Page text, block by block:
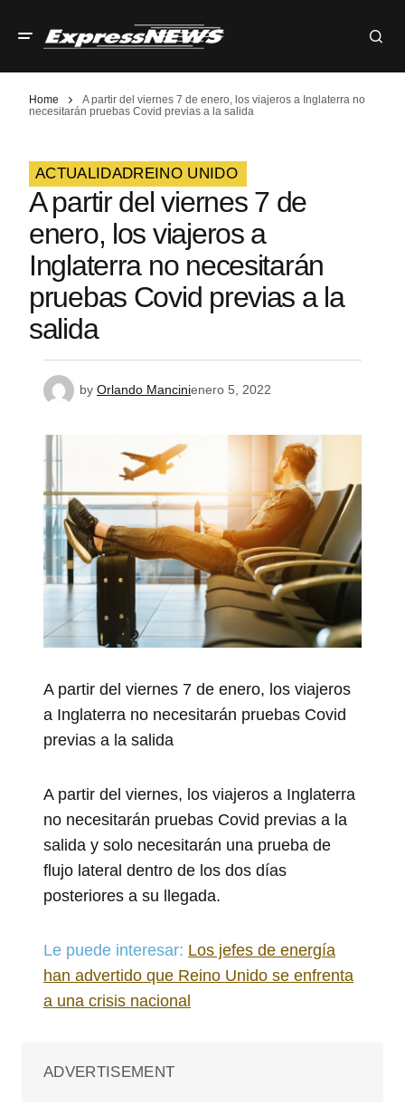
Home
A partir del viernes 7 de enero, los viajeros a Inglaterra no
necesitarán pruebas Covid previas a la salida
ACTUALIDADREINO UNIDO
A partir del viernes 7 de
enero, los viajeros a
Inglaterra no necesitarán
pruebas Covid previas a la
salida
by Orlando Mancinienero 5, 2022
A partir del viernes 7 de enero, los viajeros
a Inglaterra no necesitarán pruebas Covid
previas a la salida
A partir del viernes, los viajeros a Inglaterra
no necesitarán pruebas Covid previas a la
salida y solo necesitarán una prueba de
flujo lateral dentro de los dos días
posteriores a su llegada.
Le puede interesar: Los jefes de energía
han advertido que Reino Unido se enfrenta
a una crisis nacional
ADVERTISEMENT